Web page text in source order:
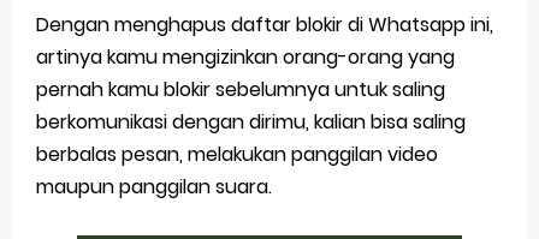
Windows Server 2016: Mengenal Lebih Dekat Fitur Terbarunya
Application Vnd Android Package Archive: Semua Yang Perlu Diketahui
Friday, 7 August
Dengan menghapus daftar blokir di Whatsapp ini,
artinya kamu mengizinkan orang-orang yang
pernah kamu blokir sebelumnya untuk saling
berkomunikasi dengan dirimu, kalian bisa saling
berbalas pesan, melakukan panggilan video
maupun panggilan suara.